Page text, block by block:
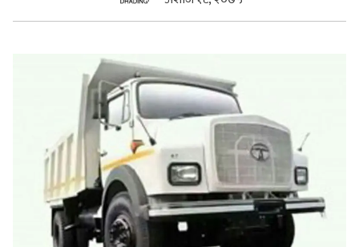
सुचनाहरु